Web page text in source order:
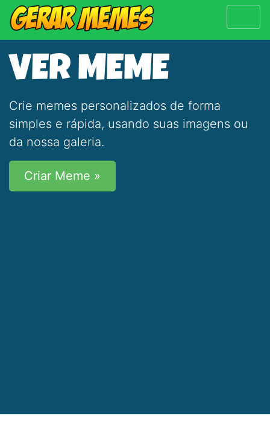
VER MEME
Crie memes personalizados de forma
simples e rápida, usando suas imagens ou
da nossa galeria.
Criar Meme »